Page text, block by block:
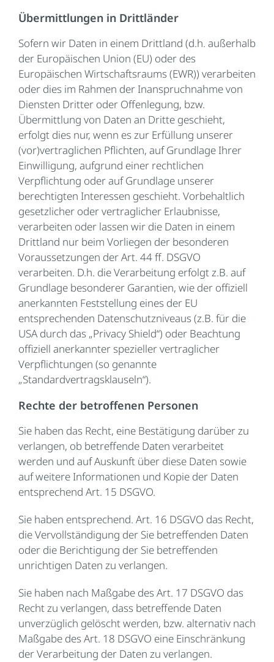
Übermittlungen in Drittländer
Sofern wir Daten in einem Drittland (d.h. außerhalb
der Europäischen Union (EU) oder des
Europäischen Wirtschaftsraums (EWR)) verarbeiten
oder dies im Rahmen der Inanspruchnahme von
Diensten Dritter oder Offenlegung, bzw.
Übermittlung von Daten an Dritte geschieht,
erfolgt dies nur, wenn es zur Erfüllung unserer
(vor)vertraglichen Pflichten, auf Grundlage Ihrer
Einwilligung, aufgrund einer rechtlichen
Verpflichtung oder auf Grundlage unserer
berechtigten Interessen geschieht. Vorbehaltlich
gesetzlicher oder vertraglicher Erlaubnisse,
verarbeiten oder lassen wir die Daten in einem
Drittland nur beim Vorliegen der besonderen
Voraussetzungen der Art. 44 ff. DSGVO
verarbeiten. D.h. die Verarbeitung erfolgt z.B. auf
Grundlage besonderer Garantien, wie der offiziell
anerkannten Feststellung eines der EU
entsprechenden Datenschutzniveaus (z.B. für die
USA durch das „Privacy Shield“) oder Beachtung
offiziell anerkannter spezieller vertraglicher
Verpflichtungen (so genannte
„Standardvertragsklauseln“).
Rechte der betroffenen Personen
Sie haben das Recht, eine Bestätigung darüber zu
verlangen, ob betreffende Daten verarbeitet
werden und auf Auskunft über diese Daten sowie
auf weitere Informationen und Kopie der Daten
entsprechend Art. 15 DSGVO.
Sie haben entsprechend. Art. 16 DSGVO das Recht,
die Vervollständigung der Sie betreffenden Daten
oder die Berichtigung der Sie betreffenden
unrichtigen Daten zu verlangen.
Sie haben nach Maßgabe des Art. 17 DSGVO das
Recht zu verlangen, dass betreffende Daten
unverzüglich gelöscht werden, bzw. alternativ nach
Maßgabe des Art. 18 DSGVO eine Einschränkung
der Verarbeitung der Daten zu verlangen.